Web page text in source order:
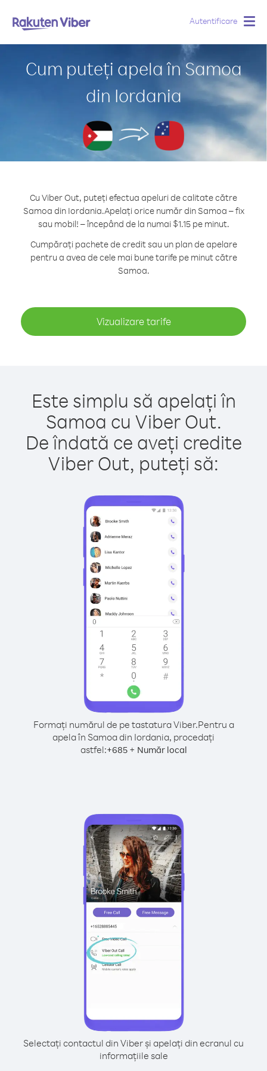
Autentificare
Cum puteți apela în Samoa
din Iordania
Cu Viber Out, puteți efectua apeluri de calitate către
Samoa din Iordania.Apelați orice număr din Samoa – fix
sau mobil! – începând de la numai $1.15 pe minut.
Cumpărați pachete de credit sau un plan de apelare
pentru a avea de cele mai bune tarife pe minut către
Samoa.
Vizualizare tarife
Este simplu să apelați în
Samoa cu Viber Out.
De îndată ce aveți credite
Viber Out, puteți să:
Formați numărul de pe tastatura Viber.Pentru a
apela în Samoa din Iordania, procedați
astfel:+685+ Număr local
Selectați contactul din Viber și apelați din ecranul cu
informațiile sale